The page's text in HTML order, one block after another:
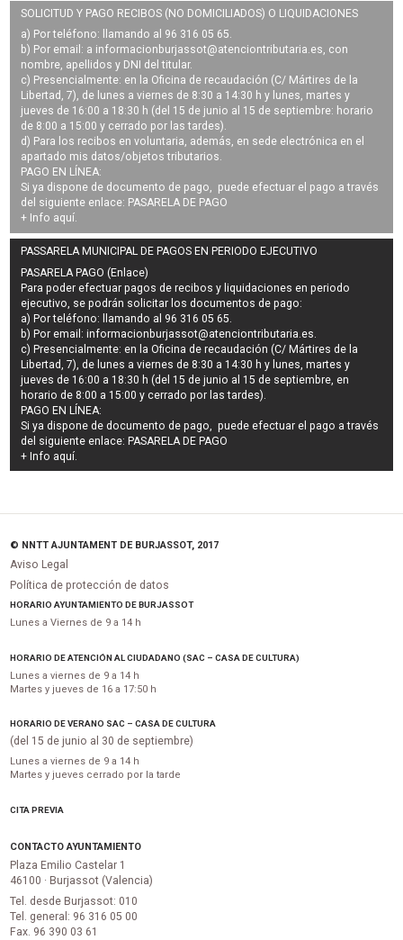
SOLICITUD Y PAGO RECIBOS (NO DOMICILIADOS) O LIQUIDACIONES
a) Por teléfono: llamando al 96 316 05 65.
b) Por email: a informacionburjassot@atenciontributaria.es, con
nombre, apellidos y DNI del titular.
c) Presencialmente: en la Oficina de recaudación (C/ Mártires de la
Libertad, 7), de lunes a viernes de 8:30 a 14:30 h y lunes, martes y
jueves de 16:00 a 18:30 h (del 15 de junio al 15 de septiembre: horario
de 8:00 a 15:00 y cerrado por las tardes).
d) Para los recibos en voluntaria, además, en sede electrónica en el
apartado mis datos/objetos tributarios.
PAGO EN LÍNEA:
Si ya dispone de documento de pago, puede efectuar el pago a través
del siguiente enlace: PASARELA DE PAGO
+ Info aquí.
PASSARELA MUNICIPAL DE PAGOS EN PERIODO EJECUTIVO
PASARELA PAGO (Enlace)
Para poder efectuar pagos derecibos y liquidaciones en periodo
ejecutivo, se podrán solicitar los documentos de pago:
a) Por teléfono: llamando al 96 316 05 65.
b) Por email:informacionburjassot@atenciontributaria.es.
c) Presencialmente: en la Oficina de recaudación (C/ Mártires de la
Libertad, 7), de lunes a viernes de 8:30 a 14:30 h y lunes, martes y
jueves de 16:00 a 18:30 h (del 15 de junio al 15 de septiembre, en
horario de 8:00 a 15:00 y cerrado por las tardes).
PAGO EN LÍNEA:
Si ya dispone de documento de pago, puede efectuar el pago a través
del siguiente enlace:PASARELA DE PAGO
+ Info aquí.
© NNTT AJUNTAMENT DE BURJASSOT, 2017
Aviso Legal
Política de protección de datos
HORARIO AYUNTAMIENTO DE BURJASSOT
Lunes a Viernes de 9 a 14 h
HORARIO DE ATENCIÓN AL CIUDADANO (SAC – CASA DE CULTURA)
Lunes a viernes de 9 a 14 h
Martes y jueves de 16 a 17:50 h
HORARIO DE VERANO SAC – CASA DE CULTURA
(del 15 de junio al 30 de septiembre)
Lunes a viernes de 9 a 14 h
Martes y jueves cerrado por la tarde
CITA PREVIA
CONTACTO AYUNTAMIENTO
Plaza Emilio Castelar 1
46100 · Burjassot (Valencia)
Tel. desde Burjassot: 010
Tel. general: 96 316 05 00
Fax. 96 390 03 61